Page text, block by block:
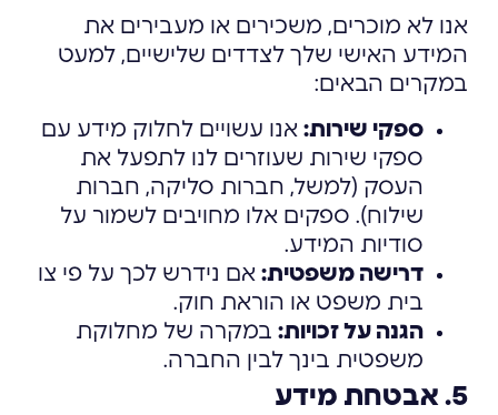
אנו לא מוכרים, משכירים או מעבירים את
המידע האישי שלך לצדדים שלישיים, למעט
במקרים הבאים:
ספקי שירות:אנו עשויים לחלוק מידע עם
ספקי שירות שעוזרים לנו לתפעל את
העסק (למשל, חברות סליקה, חברות
שילוח). ספקים אלו מחויבים לשמור על
סודיות המידע.
דרישה משפטית:אם נידרש לכך על פי צו
בית משפט או הוראת חוק.
הגנה על זכויות:במקרה של מחלוקת
משפטית בינך לבין החברה.
5. אבטחת מידע